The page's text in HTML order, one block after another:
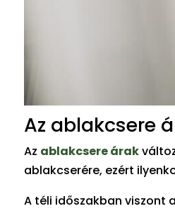
Az ablakcsere
Az ablakcsere árak
ablakcserére, ezért
A téli időszakban viszont